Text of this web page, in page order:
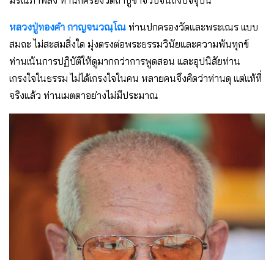
หลวงปู่ทองคำ กาญจนวณฺโณ ท่านปกครองวัดและพระเณร แบบ
สมถะ ไม่สะสมสิ่งใด มุ่งตรงต่อพระธรรมวินัยและความพ้นทุกข์
ท่านเน้นการปฏิบัติให้ดูมากกว่าการพูดสอน และอุปนิสัยท่าน
เกรงใจในธรรม ไม่ได้เกรงใจในคน หลายคนจึงคิดว่าท่านดุ แต่แท้ที่
จริงแล้ว ท่านเมตตาอย่างไม่มีประมาณ